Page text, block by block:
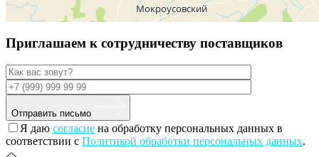
Приглашаем к сотрудничеству поставщиков
Отправить письмо
Я даю согласие на обработку персональных данных в
соответствии с Политикой обработки персональных данных.